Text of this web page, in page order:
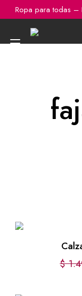
Ropa para todas –
Alternar
$